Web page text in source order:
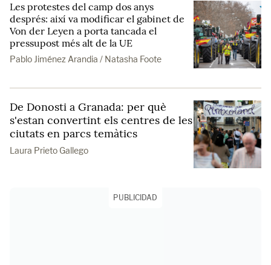
Les protestes del camp dos anys
després: així va modificar el gabinet de
Von der Leyen a porta tancada el
pressupost més alt de la UE
Pablo Jiménez Arandia / Natasha Foote
De Donosti a Granada: per què
s'estan convertint els centres de les
ciutats en parcs temàtics
Laura Prieto Gallego
PUBLICIDAD